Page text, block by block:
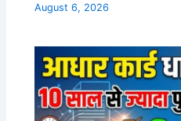
August 6, 2026